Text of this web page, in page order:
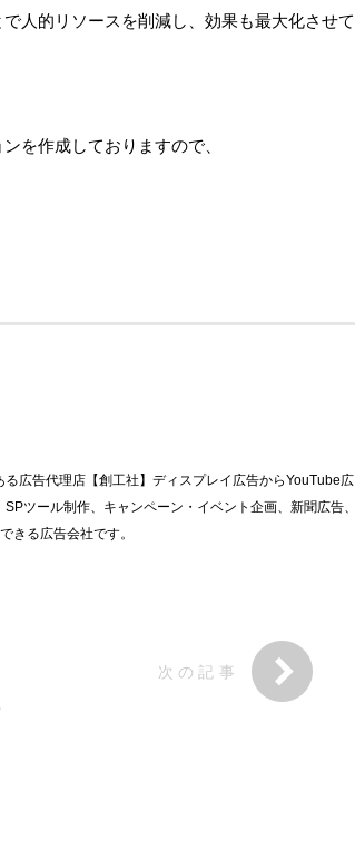
人的リソースを削減し、効果も最大化させて
を作成しておりますので、
広告代理店【創工社】ディスプレイ広告からYouTube広
ツール制作、キャンペーン・イベント企画、新聞広告、
きる広告会社です。
次の記事